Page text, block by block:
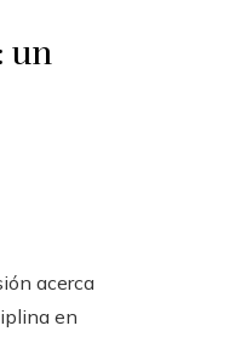
un
acerca
en